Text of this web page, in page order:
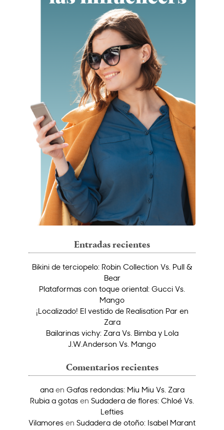
Entradas recientes
Bikini de terciopelo: Robin Collection Vs. Pull &
Bear
Plataformas con toque oriental: Gucci Vs.
Mango
¡Localizado! El vestido de Realisation Par en
Zara
Bailarinas vichy: Zara Vs. Bimba y Lola
J.W.Anderson Vs. Mango
Comentarios recientes
anaen Gafas redondas: Miu Miu Vs. Zara
Rubia a gotas en Sudadera de flores: Chloé Vs.
Lefties
Vilamores en Sudadera de otoño: Isabel Marant